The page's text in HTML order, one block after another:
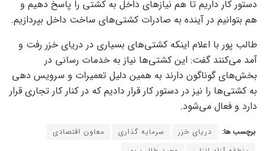
دستور کار داریم تا هم نیاز‌های داخل به کشتی را پاسخ دهیم و
هم بتوانیم در آینده به صادرات کشتی‌های ساخت داخل بپردازیم.
طالب پور با اعلام اینکه کشتی‌های بسیاری در دریای خزر رفت و
آمد می‌کنند گفت: این کشتی‌ها نیاز به خدمات رسانی در
بخش‌های گوناگون دارند به همین دلیل تعمیرات و سرویس دهی
به کشتی‌ها را نیز در دستور کار قرار دادیم که در کنار کار تجاری قرار
دارد و فعال می‌شود.
برچسب ها: دریای خزر سرمایه گذاری
معاون اقتصادی